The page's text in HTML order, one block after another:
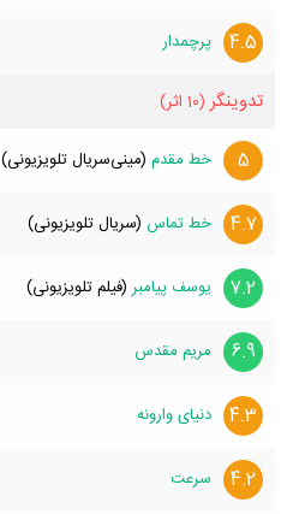
4.5 پرچمدار
تدوینگر(10 اثر)
5 خط مقدم (مینی‌سریال تلویزیونی)
4.7 خط تماس (سریال تلویزیونی)
7.2 یوسف پیامبر (فیلم تلویزیونی)
6.9 مریم مقدس
4.3 دنیای وارونه
4.2 سرعت